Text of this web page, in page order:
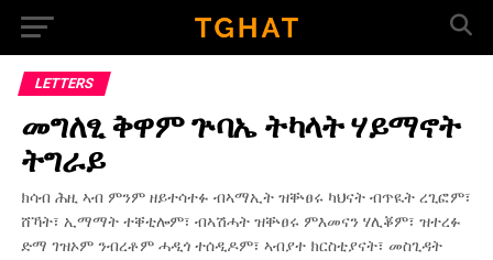
LETTERS
መግለፂ ቅዋም ጕባኤ ትካላት ሃይማኖት
ትግራይ
ክሳብ ሕዚ ኣብ ምንም ዘይተሳተፉ ብኣማኢት ዝቝፀሩ ካህናት ብጥዪት ረጊፎም፣
ሸኻት፣ ኢማማት ተቐቲሎም፣ ብኣሽሓት ዝቝፀሩ ምእመናን ሃሊቖም፣ ዝተረፉ
ድማ ገዝኦም ንብረቶም ሓዲጎ ተሰዲዶም፣ ኣብያተ ክርስቲያናት፣ መስጊዳት
Go to mobile version